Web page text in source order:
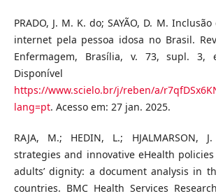
PRADO, J. M. K. do; SAYÃO, D. M.
internet pela pessoa idosa no Brasil.
Enfermagem, Brasília, v. 73, supl. 3,
https://www.scielo.br/j/reben/a/
lang=pt. Acesso em: 27 jan. 2025.
RAJA, M.; HEDIN, L.; HJALMARSON,
strategies and innovative eHealth
adults’ dignity: a document analysis in
countries. BMC Health Services